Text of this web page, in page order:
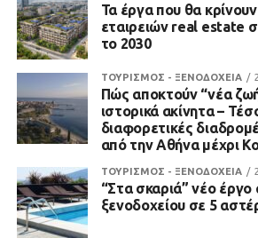
Τα έργα που θα
εταιρειών real estate
το 2030
ΤΟΥΡΙΣΜΟΣ - ΞΕΝΟΔΟΧΕΙΑ
Πώς αποκτούν “νέα
ιστορικά ακίνητα –
διαφορετικές
από την Αθήνα μέχρι
ΤΟΥΡΙΣΜΟΣ - ΞΕΝΟΔΟΧΕΙΑ
“Στα σκαριά” νέο έργο
ξενοδοχείου σε 5